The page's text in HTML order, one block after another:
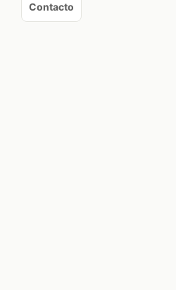
Contacto